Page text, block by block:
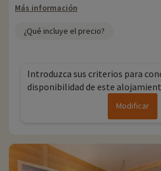
Más información
¿Qué incluye el precio?
Introduzca sus criterios para
disponibilidad de este
Modificar